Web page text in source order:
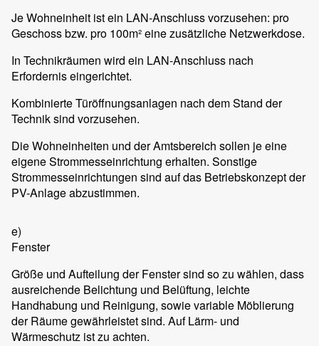
Je Wohneinheit ist ein LAN-Anschluss vorzusehen: pro
Geschoss bzw. pro 100m² eine zusätzliche Netzwerkdose.
In Technikräumen wird ein LAN-Anschluss nach
Erfordernis eingerichtet.
Kombinierte Türöffnungsanlagen nach dem Stand der
Technik sind vorzusehen.
Die Wohneinheiten und der Amtsbereich sollen je eine
eigene Strommesseinrichtung erhalten. Sonstige
Strommesseinrichtungen sind auf das Betriebskonzept der
PV-Anlage abzustimmen.
e)
Fenster
Größe und Aufteilung der Fenster sind so zu wählen, dass
ausreichende Belichtung und Belüftung, leichte
Handhabung und Reinigung, sowie variable Möblierung
der Räume gewährleistet sind. Auf Lärm- und
Wärmeschutz ist zu achten.